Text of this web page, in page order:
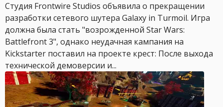
Студия Frontwire Studios объявила о прекращении
разработки сетевого шутера Galaxy in Turmoil. Игра
должна была стать "возрожденной Star Wars:
Battlefront 3", однако неудачная кампания на
Kickstarter поставил на проекте крест: После выхода
технической демоверсии и...